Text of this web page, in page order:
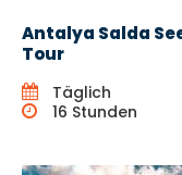
Antalya Salda
Tour
Täglich
16 Stunden